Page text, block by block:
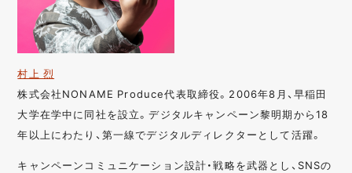
村上 烈
株式会社NONAME Produce代表取締役。2006年8月、早稲田
大学在学中に同社を設立。デジタルキャンペーン黎明期から18
年以上にわたり、第一線でデジタルディレクターとして活躍。
キャンペーンコミュニケーション設計・戦略を武器とし、SNSの